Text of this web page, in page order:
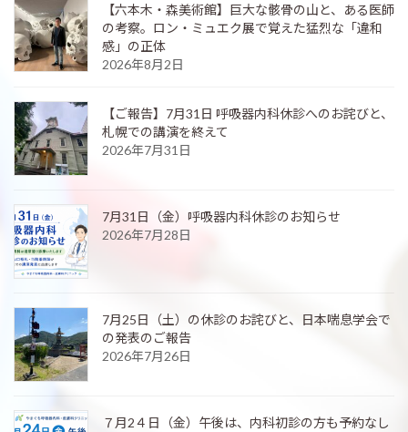
【六本木・森美術館】巨大な骸骨の山と、ある医師
の考察。ロン・ミュエク展で覚えた猛烈な「違和
感」の正体
2026年8月2日
【ご報告】7月31日 呼吸器内科休診へのお詫びと、
札幌での講演を終えて
2026年7月31日
7月31日（金）呼吸器内科休診のお知らせ
2026年7月28日
7月25日（土）の休診のお詫びと、日本喘息学会で
の発表のご報告
2026年7月26日
７月2４日（金）午後は、内科初診の方も予約なし